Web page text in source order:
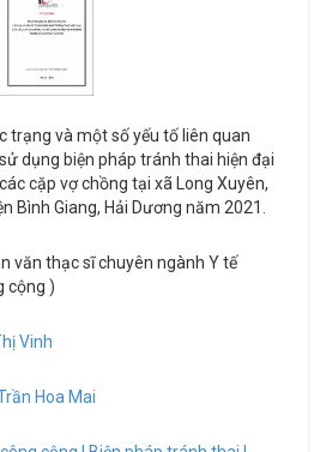
trạng và một số yếu tố liên quan
dụng biện pháp tránh thai hiện đại
cặp vợ chồng tại xã Long Xuyên,
Bình Giang, Hải Dương năm 2021.
văn thạc sĩ chuyên ngành Y tế
cộng )
Vinh
Hoa Mai